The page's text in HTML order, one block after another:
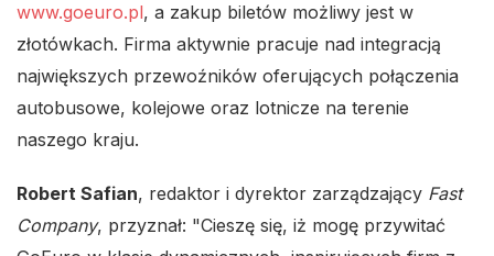
www.goeuro.pl, a zakup biletów możliwy jest w
złotówkach. Firma aktywnie pracuje nad integracją
największych przewoźników oferujących połączenia
autobusowe, kolejowe oraz lotnicze na terenie
naszego kraju.
Robert Safian, redaktor i dyrektor zarządzający Fast
Company, przyznał: "Cieszę się, iż mogę przywitać